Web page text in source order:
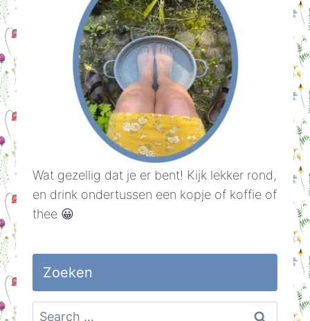
Wat gezellig dat je er bent! Kijk lekker rond,
en drink ondertussen een kopje of koffie of
thee 😀
Zoeken
Search